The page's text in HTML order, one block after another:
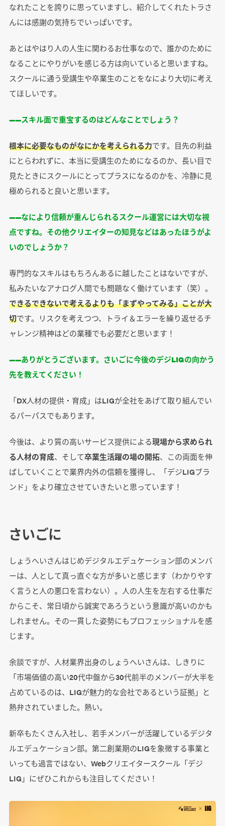
なれたことを誇りに思っていますし、紹介してくれたトラさ
んには感謝の気持ちでいっぱいです。
あとはやはり人の人生に関わるお仕事なので、誰かのために
なることにやりがいを感じる方は向いていると思いますね。
スクールに通う受講生や卒業生のことをなにより大切に考え
てほしいです。
――スキル面で重宝するのはどんなことでしょう？
根本に必要なものがなにかを考えられる力です。目先の利益
にとらわれずに、本当に受講生のためになるのか、長い目で
見たときにスクールにとってプラスになるのかを、冷静に見
極められると良いと思います。
――なにより信頼が重んじられるスクール運営には大切な視
点ですね。その他クリエイターの知見などはあったほうがよ
いのでしょうか？
専門的なスキルはもちろんあるに越したことはないですが、
私みたいなアナログ人間でも問題なく働けています（笑）。
できるできないで考えるよりも「まずやってみる」ことが大
切です。リスクを考えつつ、トライ＆エラーを繰り返せるチ
ャレンジ精神はどの業種でも必要だと思います！
――ありがとうございます。さいごに今後のデジLIGの向かう
先を教えてください！
「DX人材の提供・育成」はLIGが全社をあげて取り組んでい
るパーパスでもあります。
今後は、より質の高いサービス提供による現場から求められ
る人材の育成、そして卒業生活躍の場の開拓、この両面を伸
ばしていくことで業界内外の信頼を獲得し、「デジLIGブラ
ンド」をより確立させていきたいと思っています！
さいごに
しょうへいさんはじめデジタルエデュケーション部のメンバ
ーは、人として真っ直ぐな方が多いと感じます（わかりやす
く言うと人の悪口を言わない）。人の人生を左右する仕事だ
からこそ、常日頃から誠実であろうという意識が高いのかも
しれません。その一貫した姿勢にもプロフェッショナルを感
じます。
余談ですが、人材業界出身のしょうへいさんは、しきりに
「市場価値の高い20代中盤から30代前半のメンバーが大半を
占めているのは、LIGが魅力的な会社であるという証拠」と
熱弁されていました。熱い。
新卒もたくさん入社し、若手メンバーが活躍しているデジタ
ルエデュケーション部。第二創業期のLIGを象徴する事業と
いっても過言ではない、Webクリエイタースクール「デジ
LIG」にぜひこれからも注目してください！